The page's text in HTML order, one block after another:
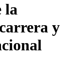
la
y